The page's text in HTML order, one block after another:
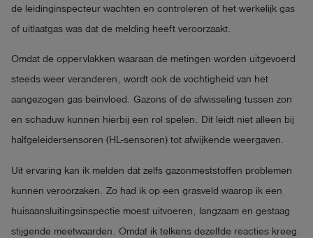
de leidinginspecteur wachten en controleren of het werkelijk gas
of uitlaatgas was dat de melding heeft veroorzaakt.
Omdat de oppervlakken waaraan de metingen worden uitgevoerd
steeds weer veranderen, wordt ook de vochtigheid van het
aangezogen gas beïnvloed. Gazons of de afwisseling tussen zon
en schaduw kunnen hierbij een rol spelen. Dit leidt niet alleen bij
halfgeleidersensoren (HL-sensoren) tot afwijkende weergaven.
Uit ervaring kan ik melden dat zelfs gazonmeststoffen problemen
kunnen veroorzaken. Zo had ik op een grasveld waarop ik een
huisaansluitingsinspectie moest uitvoeren, langzaam en gestaag
stijgende meetwaarden. Omdat ik telkens dezelfde reacties kreeg